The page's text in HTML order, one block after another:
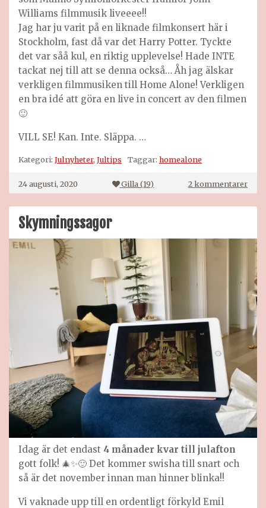
Williams filmmusik liveeee!!
Jag har ju varit på en liknade filmkonsert här i
Stockholm, fast då var det Harry Potter. Tyckte
det var såå kul, en riktig upplevelse! Hade INTE
tackat nej till att se denna också… Åh jag älskar
verkligen filmmusiken till Home Alone! Verkligen
en bra idé att göra en live in concert av den filmen
🙂
VILL SE! Kan. Inte. Släppa. …
Kategori: Julnyheter, Jultips Taggar: homealone
24 augusti, 2020 Gilla (19) 2 kommentarertill
2020
Skymningssagor
Idag är det endast 4 månader kvar till julafton
gott folk! 🎄✨🙂 Det kommer swisha till snart och
så är det november innan man hinner blinka!!
Vi vaknade upp till en ordentligt förkyld Emil